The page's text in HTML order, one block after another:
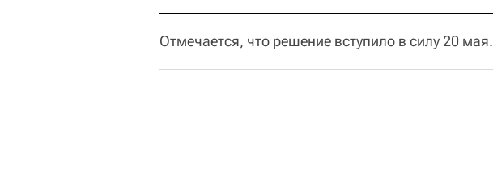
Отмечается, что решение вступило в силу 20 мая.